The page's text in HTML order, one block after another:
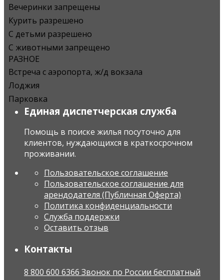
Вечеринки запрещены
Курить разрешено
С детьми разрешено
С животными запрещено
РАЗНОЕ
Встреча с аэропорта, ж/д вокзала
Лоджия
Парковка
Единая диспетчерская служба
Помощь в поиске жилья посуточно для
клиентов, нуждающихся в краткосрочном
проживании.
Пользовательское соглашение
Пользовательское соглашение для
арендодателя (Публичная Оферта)
Политика конфиденциальности
Служба поддержки
Оставить отзыв
Контакты
8 800 600 6366 Звонок по России бесплатный